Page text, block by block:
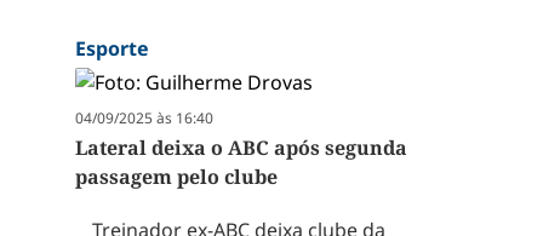
Esporte
04/09/2025 às 16:40
Lateral deixa o ABC após segunda
passagem pelo clube
Treinador ex-ABC deixa clube da